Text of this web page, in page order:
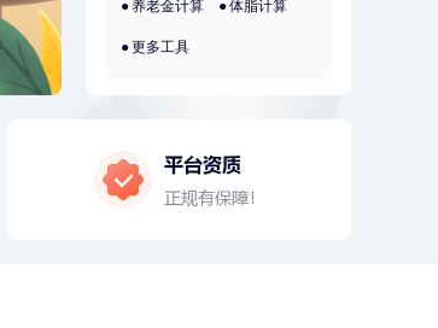
2分钟前 郑** 136xxxx9530
成功预约了脑血管系统套餐
购买了美的体重秤 MO-CW5 白色
养老金计算 体脂计算
更多工具